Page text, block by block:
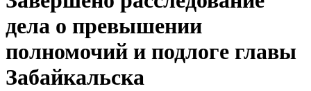
дела о превышении
полномочий и подлоге главы
Забайкальска